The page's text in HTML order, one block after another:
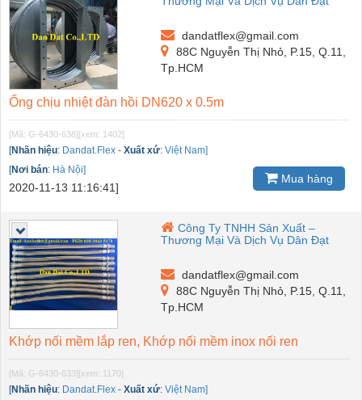
dandatflex@gmail.com
88C Nguyễn Thị Nhỏ, P.15, Q.11,
Tp.HCM
Ống chịu nhiệt đàn hồi DN620 x 0.5m
[Mã: G-6430-638][xem: 1402]
[Nhãn hiệu: Dandat.Flex - Xuất xứ: Việt Nam]
[Nơi bán: Hà Nội]
2020-11-13 11:16:41]
Mua hàng
Công Ty TNHH Sản Xuất –
Thương Mại Và Dịch Vụ Dân Đạt
dandatflex@gmail.com
88C Nguyễn Thị Nhỏ, P.15, Q.11,
Tp.HCM
Khớp nối mềm lắp ren, Khớp nối mềm inox nối ren
[Mã: G-6430-633][xem: 1170]
[Nhãn hiệu: Dandat.Flex - Xuất xứ: Việt Nam]